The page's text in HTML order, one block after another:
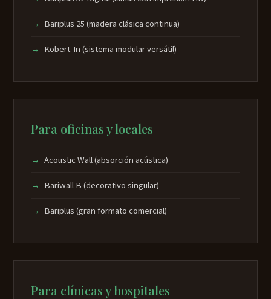
Bariplus 25 (madera clásica continua)
Kobert-In (sistema modular versátil)
Para oficinas y locales
Acoustic Wall (absorción acústica)
Bariwall B (decorativo singular)
Bariplus (gran formato comercial)
Para clínicas y hospitales